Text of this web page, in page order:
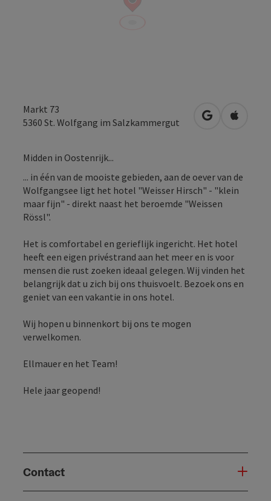
Markt 73
5360 St. Wolfgang im Salzkammergut Openen in
Midden in Oostenrijk...
... in één van de mooiste gebieden, aan de oever van de
Wolfgangsee ligt het hotel "Weisser Hirsch" - "klein
maar fijn" - direkt naast het beroemde "Weissen
Rössl".
Het is comfortabel en gerieflijk ingericht. Het hotel
heeft een eigen privéstrand aan het meer en is voor
mensen die rust zoeken ideaal gelegen. Wij vinden het
belangrijk dat u zich bij ons thuisvoelt. Bezoek ons en
geniet van een vakantie in ons hotel.
Wij hopen u binnenkort bij ons te mogen
verwelkomen.
Ellmauer en het Team!
Hele jaar geopend!
Contact